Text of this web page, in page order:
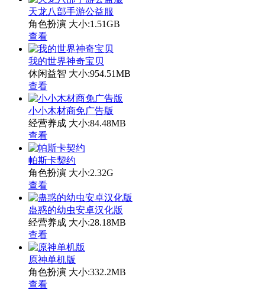
天龙八部手游公益服
角色扮演 大小:1.51GB
查看
我的世界神奇宝贝
休闲益智 大小:954.51MB
查看
小小木材商免广告版
经营养成 大小:84.48MB
查看
帕斯卡契约
角色扮演 大小:2.32G
查看
蛊惑的幼虫安卓汉化版
经营养成 大小:28.18MB
查看
原神单机版
角色扮演 大小:332.2MB
查看